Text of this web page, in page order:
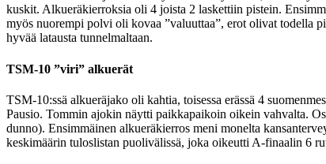
kuskit. Alkueräkierroksia oli 4 joista 2 laskettiin pistein.
myös nuorempi polvi oli kovaa ”valuuttaa”, erot olivat todella
hyvää latausta tunnelmaltaan.
TSM-10 ”viri” alkuerät
TSM-10:ssä alkueräjako oli kahtia, toisessa erässä 4
Pausio. Tommin ajokin näytti paikkapaikoin oikein vahvalta.
dunno). Ensimmäinen alkueräkierros meni monelta
keskimäärin tuloslistan puolivälissä, joka oikeutti A-finaalin 6